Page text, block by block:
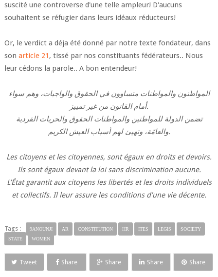
suscité une controverse d'une telle ampleur! D'aucuns
souhaitent se réfugier dans leurs idéaux réducteurs!
Or, le verdict a déja été donné par notre texte fondateur, dans
son article 21 , tissé par nos constituants fédérateurs.. Nous
leur cédons la parole.. A bon entendeur!
المواطنون والمواطنات متساوون في الحقوق والواجبات، وهم سواء
أمام القانون من غير تمييز.
تضمن الدولة للمواطنين والمواطنات الحقوق والحريات الفردية
والعامّة، وتهيئ لهم أسباب العيش الكريم.
Les citoyens et les citoyennes, sont égaux en droits et devoirs.
Ils sont égaux devant la loi sans discrimination aucune.
L’État garantit aux citoyens les libertés et les droits individuels
et collectifs. Il leur assure les conditions d’une vie décente.
Tags : 9ANOUNJI AR CONSTITUTION HR ITES LEGIS
SOCIETY
STATE
WOMEN
Tweet Share Share Share Share